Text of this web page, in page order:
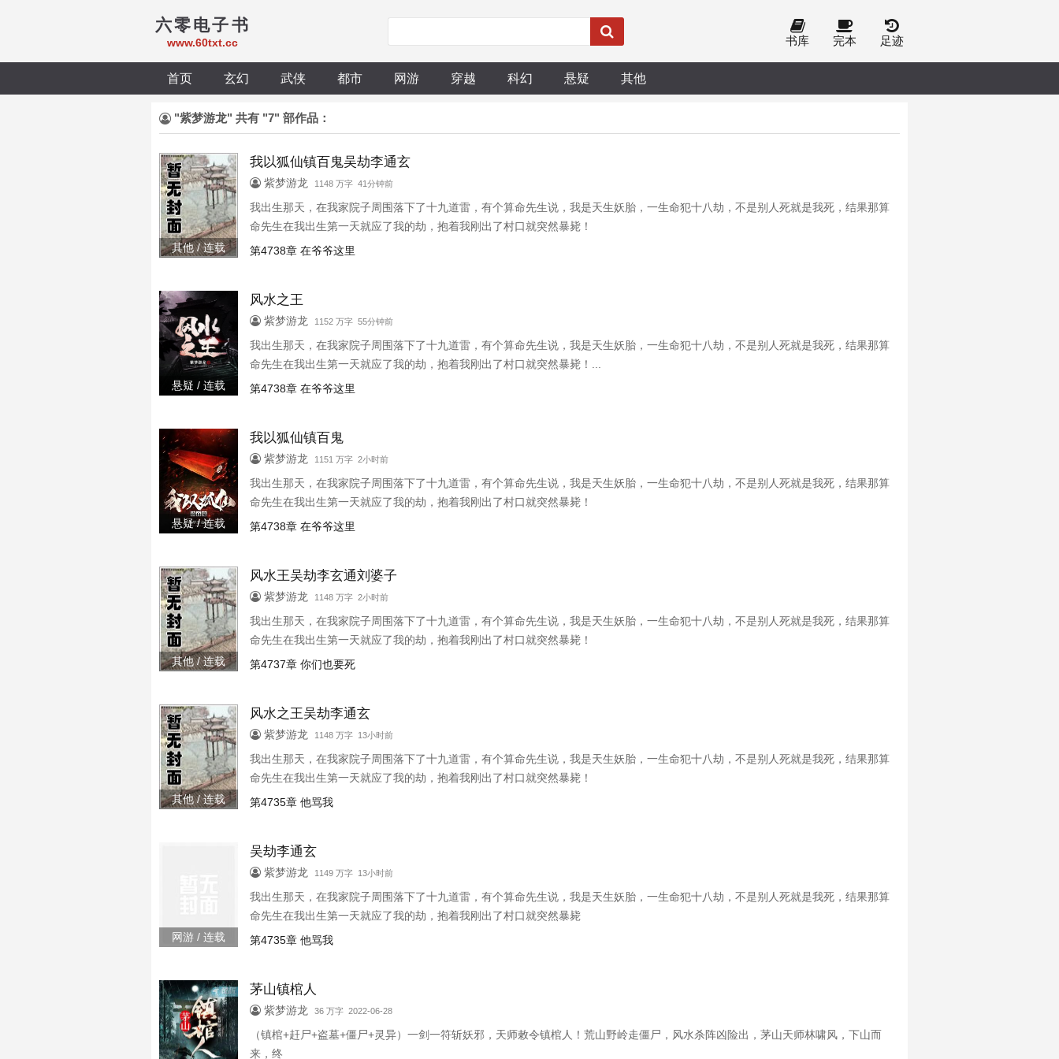
六零电子书
www.60txt.cc 书库 完本 足迹
首页 玄幻 武侠 都市 网游 穿越 科幻 悬疑 其他
"紫梦游龙" 共有 "7" 部作品：
其他 / 连载
我以狐仙镇百鬼吴劫李通玄
紫梦游龙 1148 万字 41分钟前
我出生那天，在我家院子周围落下了十九道雷，有个算命先生说，我是天生妖胎，一生命犯十八劫，不是别人死就是我死，结果那算
命先生在我出生第一天就应了我的劫，抱着我刚出了村口就突然暴毙！
第4738章 在爷爷这里
悬疑 / 连载
风水之王
紫梦游龙 1152 万字 55分钟前
我出生那天，在我家院子周围落下了十九道雷，有个算命先生说，我是天生妖胎，一生命犯十八劫，不是别人死就是我死，结果那算
命先生在我出生第一天就应了我的劫，抱着我刚出了村口就突然暴毙！...
第4738章 在爷爷这里
悬疑 / 连载
我以狐仙镇百鬼
紫梦游龙 1151 万字 2小时前
我出生那天，在我家院子周围落下了十九道雷，有个算命先生说，我是天生妖胎，一生命犯十八劫，不是别人死就是我死，结果那算
命先生在我出生第一天就应了我的劫，抱着我刚出了村口就突然暴毙！
第4738章 在爷爷这里
其他 / 连载
风水王吴劫李玄通刘婆子
紫梦游龙 1148 万字 2小时前
我出生那天，在我家院子周围落下了十九道雷，有个算命先生说，我是天生妖胎，一生命犯十八劫，不是别人死就是我死，结果那算
命先生在我出生第一天就应了我的劫，抱着我刚出了村口就突然暴毙！
第4737章 你们也要死
其他 / 连载
风水之王吴劫李通玄
紫梦游龙 1148 万字 13小时前
我出生那天，在我家院子周围落下了十九道雷，有个算命先生说，我是天生妖胎，一生命犯十八劫，不是别人死就是我死，结果那算
命先生在我出生第一天就应了我的劫，抱着我刚出了村口就突然暴毙！
第4735章 他骂我
网游 / 连载
吴劫李通玄
紫梦游龙 1149 万字 13小时前
我出生那天，在我家院子周围落下了十九道雷，有个算命先生说，我是天生妖胎，一生命犯十八劫，不是别人死就是我死，结果那算
命先生在我出生第一天就应了我的劫，抱着我刚出了村口就突然暴毙
第4735章 他骂我
茅山镇棺人
紫梦游龙 36 万字 2022-06-28
（镇棺+赶尸+盗墓+僵尸+灵异）一剑一符斩妖邪，天师敕令镇棺人！荒山野岭走僵尸，风水杀阵凶险出，茅山天师林啸风，下山而
来，终